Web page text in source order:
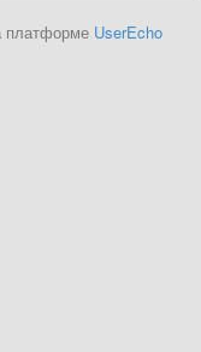
платформе UserEcho